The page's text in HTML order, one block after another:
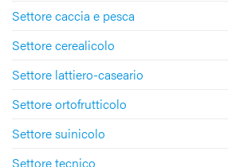
Settore caccia e pesca
Settore cerealicolo
Settore lattiero-caseario
Settore ortofrutticolo
Settore suinicolo
Settore tecnico